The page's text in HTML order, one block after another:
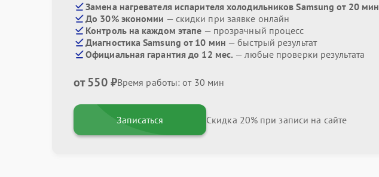
Замена нагревателя испарителя холодильников Samsung от 20 мин
До 30% экономии — скидки при заявке онлайн
Контроль на каждом этапе — прозрачный процесс
Диагностика Samsung от 10 мин — быстрый результат
Официальная гарантия до 12 мес. — любые проверки результата
от 550 ₽Время работы: от 30 мин
Записаться Скидка 20% при записи на сайте